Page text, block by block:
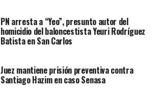
PN arresta a “Yeo”, presunto autor del
homicidio del baloncestista Yeuri Rodríguez
Batista en San Carlos
Juez mantiene prisión preventiva contra
Santiago Hazim en caso Senasa